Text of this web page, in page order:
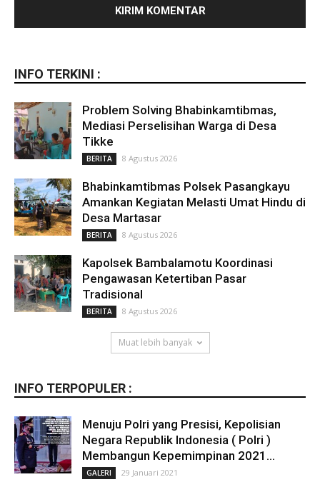
INFO TERKINI :
Problem Solving Bhabinkamtibmas,
Mediasi Perselisihan Warga di Desa
Tikke
BERITA 8 Agustus 2026
Bhabinkamtibmas Polsek Pasangkayu
Amankan Kegiatan Melasti Umat Hindu di
Desa Martasar
BERITA 8 Agustus 2026
Kapolsek Bambalamotu Koordinasi
Pengawasan Ketertiban Pasar
Tradisional
BERITA 8 Agustus 2026
Muat lebih banyak
INFO TERPOPULER :
Menuju Polri yang Presisi, Kepolisian
Negara Republik Indonesia ( Polri )
Membangun Kepemimpinan 2021...
GALERI 29 Januari 2021